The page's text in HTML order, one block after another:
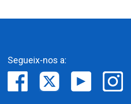
Segueix-nos a: